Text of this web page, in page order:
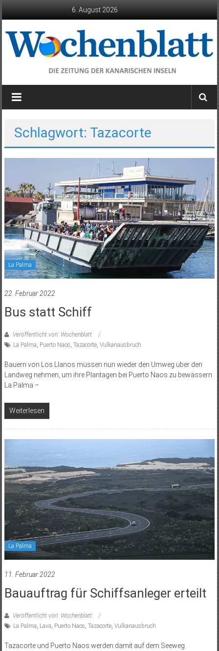
6. August 2026
Wochenblatt
die
Kanarischen
Inseln
Schlagwort: Tazacorte
La Palma
22. Februar 2022
Bus statt Schiff
Veröffentlicht von: Wochenblatt
La Palma Puerto Naos Tazacorte, Vulkanausbruch
Bauern von Los Llanos müssen nun wieder den Umweg über den
Landweg nehmen, um ihre Plantagen bei Puerto Naos zu bewässern
La Palma –
Weiterlesen
La Palma
11. Februar 2022
Bauauftrag für Schiffsanleger erteilt
Veröffentlicht von: Wochenblatt
La Palma Lava Puerto Naos Tazacorte, Vulkanausbruch
Tazacorte und Puerto Naos werden damit auf dem Seeweg